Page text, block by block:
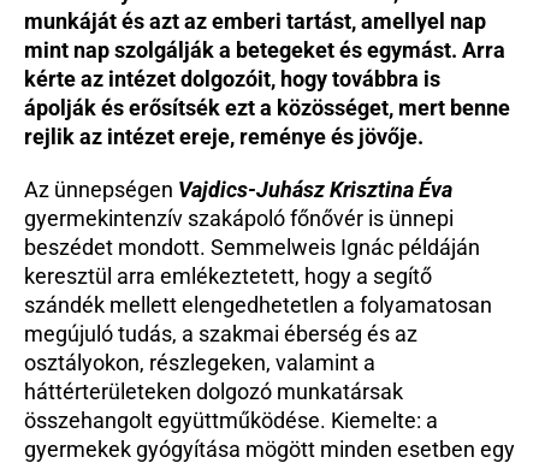
munkáját és azt az emberi tartást, amellyel nap
mint nap szolgálják a betegeket és egymást. Arra
kérte az intézet dolgozóit, hogy továbbra is
ápolják és erősítsék ezt a közösséget, mert benne
rejlik az intézet ereje, reménye és jövője.
Az ünnepségen Vajdics-Juhász Krisztina Éva
gyermekintenzív szakápoló főnővér is ünnepi
beszédet mondott. Semmelweis Ignác példáján
keresztül arra emlékeztetett, hogy a segítő
szándék mellett elengedhetetlen a folyamatosan
megújuló tudás, a szakmai éberség és az
osztályokon, részlegeken, valamint a
háttérterületeken dolgozó munkatársak
összehangolt együttműködése. Kiemelte: a
gyermekek gyógyítása mögött minden esetben egy